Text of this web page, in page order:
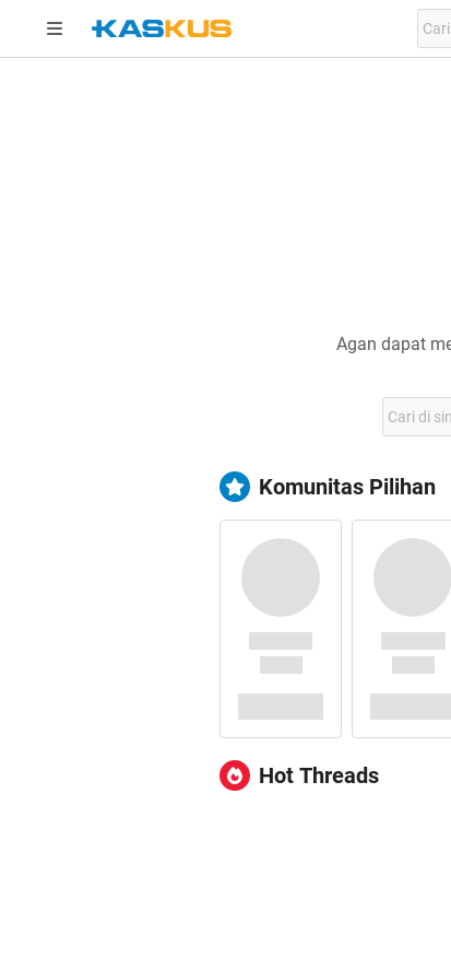
Agan dapat
Komunitas Pilihan
Hot Threads